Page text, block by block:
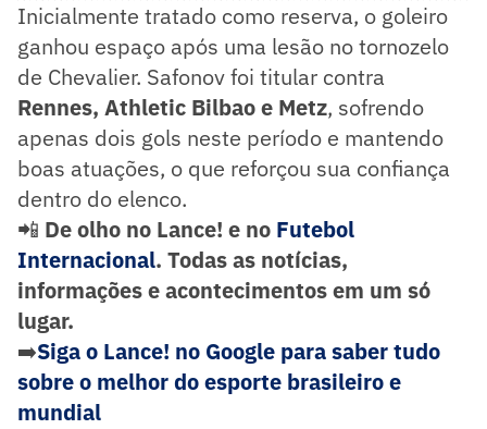
Inicialmente tratado como reserva, o goleiro
ganhou espaço após uma lesão no tornozelo
de Chevalier. Safonov foi titular contra
Rennes, Athletic Bilbao e Metz, sofrendo
apenas dois gols neste período e mantendo
boas atuações, o que reforçou sua confiança
dentro do elenco.
📲 De olho no Lance! e no Futebol
Internacional. Todas as notícias,
informações e acontecimentos em um só
lugar.
➡️Siga o Lance! no Google para saber tudo
sobre o melhor do esporte brasileiro e
mundial